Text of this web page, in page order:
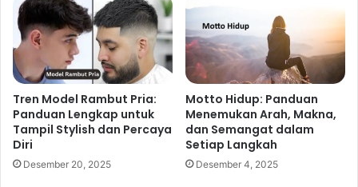
Tren Model Rambut Pria:
Panduan Lengkap untuk
Tampil Stylish dan Percaya
Diri
Desember 20, 2025
Motto Hidup: Panduan
Menemukan Arah, Makna,
dan Semangat dalam
Setiap Langkah
Desember 4, 2025